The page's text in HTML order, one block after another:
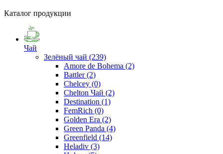
Каталог продукции
Чай
Зелёный чай (239)
Amore de Bohema (2)
Battler(2)
Chelcey (0)
Chelton Чай (2)
Destination (1)
FemRich (0)
Golden Era (2)
Green Panda (4)
Greenfield (14)
Heladiv (3)